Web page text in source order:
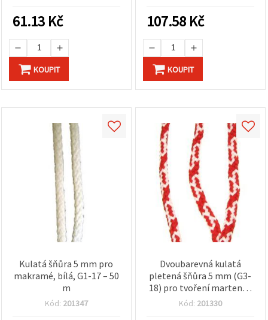
61.13 Kč
KOUPIT
107.58 Kč
KOUPIT
Kulatá šňůra 5 mm pro
makramé, bílá, G1-17 – 50
m
Kód: 201347
Dvoubarevná kulatá
pletená šňůra 5 mm (G3-
18) pro tvoření martenic,
50 metrů
Kód: 201330